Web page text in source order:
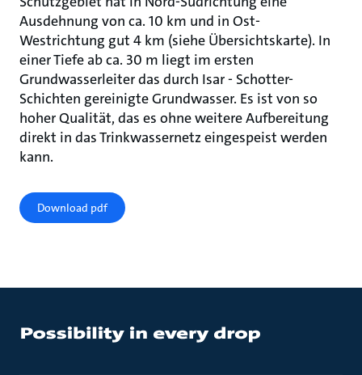
Ausdehnung von ca. 10 km und in Ost-
Westrichtung gut 4 km (siehe Übersichtskarte). In
einer Tiefe ab ca. 30 m liegt im ersten
Grundwasserleiter das durch Isar - Schotter-
Schichten gereinigte Grundwasser. Es ist von so
hoher Qualität, das es ohne weitere Aufbereitung
direkt in das Trinkwassernetz eingespeist werden
kann.
Download pdf